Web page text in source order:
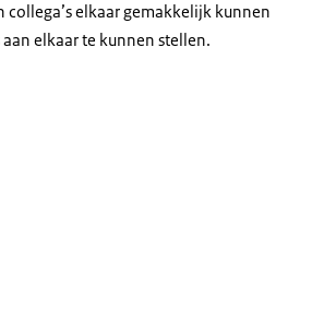
elkaar gemakkelijk kunnen
elkaar te kunnen stellen.